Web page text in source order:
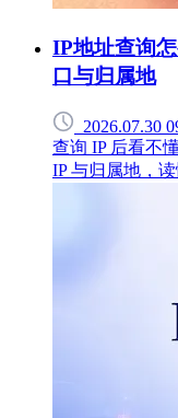
IP地址查询
口与归属地
2026.07.30
查询 IP 后看不
IP 与归属地，